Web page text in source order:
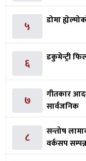
५ डोमा
६ डकुमेन्ट्री
७
गीतकार
सार्वजनिक
८
सन्तोष
वर्कसप